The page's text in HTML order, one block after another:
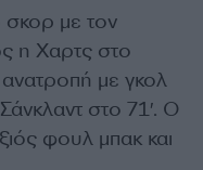
σκορ με τον
η Χαρτς στο
με γκολ
στο 71′. Ο
φουλ μπακ και